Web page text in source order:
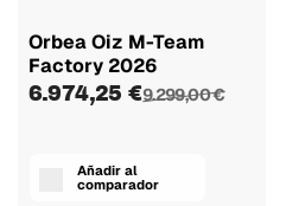
Orbea Oiz M-Team
Factory 2026
6.974,25 €9.299,00 €
Añadir al
comparador